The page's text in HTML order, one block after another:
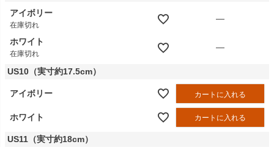
アイボリー
在庫切れ
—
ホワイト
在庫切れ
—
US10（実寸約17.5cm）
アイボリー カートに入れる
ホワイト カートに入れる
US11（実寸約18cm）